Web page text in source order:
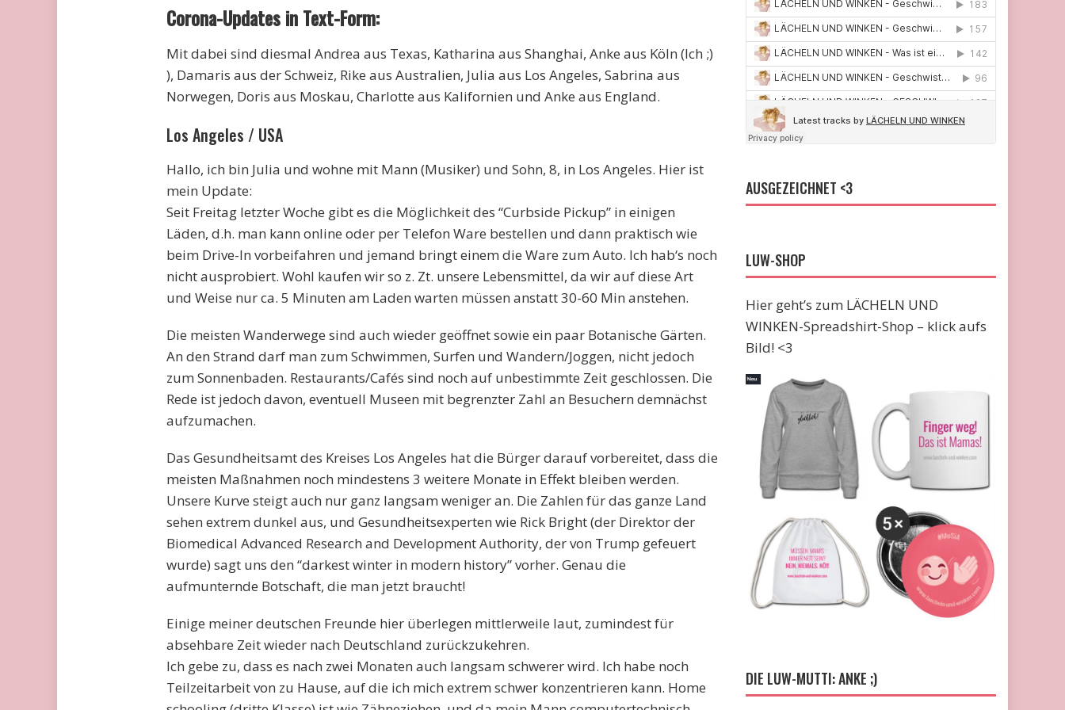
Corona-Updates in Text-Form:
Mit dabei sind diesmal Andrea aus Texas, Katharina aus Shanghai, Anke aus Köln (Ich ;)
), Damaris aus der Schweiz, Rike aus Australien, Julia aus Los Angeles, Sabrina aus
Norwegen, Doris aus Moskau, Charlotte aus Kalifornien und Anke aus England.
Los Angeles / USA
Hallo, ich bin Julia und wohne mit Mann (Musiker) und Sohn, 8, in Los Angeles. Hier ist
mein Update:
Seit Freitag letzter Woche gibt es die Möglichkeit des “Curbside Pickup” in einigen
Läden, d.h. man kann online oder per Telefon Ware bestellen und dann praktisch wie
beim Drive-In vorbeifahren und jemand bringt einem die Ware zum Auto. Ich hab‘s noch
nicht ausprobiert. Wohl kaufen wir so z. Zt. unsere Lebensmittel, da wir auf diese Art
und Weise nur ca. 5 Minuten am Laden warten müssen anstatt 30-60 Min anstehen.
Die meisten Wanderwege sind auch wieder geöffnet sowie ein paar Botanische Gärten.
An den Strand darf man zum Schwimmen, Surfen und Wandern/Joggen, nicht jedoch
zum Sonnenbaden. Restaurants/Cafés sind noch auf unbestimmte Zeit geschlossen. Die
Rede ist jedoch davon, eventuell Museen mit begrenzter Zahl an Besuchern demnächst
aufzumachen.
Das Gesundheitsamt des Kreises Los Angeles hat die Bürger darauf vorbereitet, dass die
meisten Maßnahmen noch mindestens 3 weitere Monate in Effekt bleiben werden.
Unsere Kurve steigt auch nur ganz langsam weniger an. Die Zahlen für das ganze Land
sehen extrem dunkel aus, und Gesundheitsexperten wie Rick Bright (der Direktor der
Biomedical Advanced Research and Development Authority, der von Trump gefeuert
wurde) sagt uns den “darkest winter in modern history” vorher. Genau die
aufmunternde Botschaft, die man jetzt braucht!
Einige meiner deutschen Freunde hier überlegen mittlerweile laut, zumindest für
absehbare Zeit wieder nach Deutschland zurückzukehren.
Ich gebe zu, dass es nach zwei Monaten auch langsam schwerer wird. Ich habe noch
Teilzeitarbeit von zu Hause, auf die ich mich extrem schwer konzentrieren kann. Home
AUSGEZEICHNET <3
LUW-SHOP
Hier geht’s zum LÄCHELN UND
WINKEN-Spreadshirt-Shop – klick aufs
Bild! <3
DIE LUW-MUTTI: ANKE ;)